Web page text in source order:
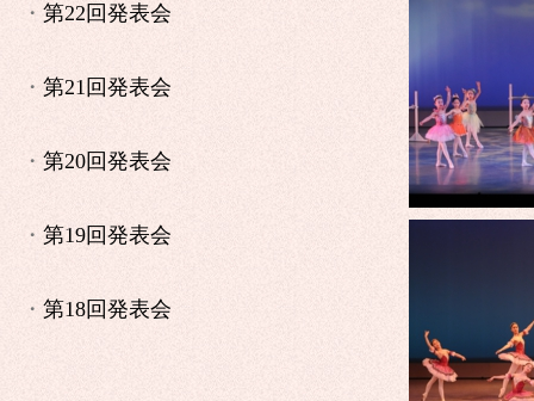
・ 第22回発表会
・ 第21回発表会
・ 第20回発表会
・ 第19回発表会
・ 第18回発表会